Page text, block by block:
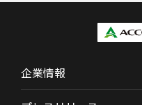
企業情報